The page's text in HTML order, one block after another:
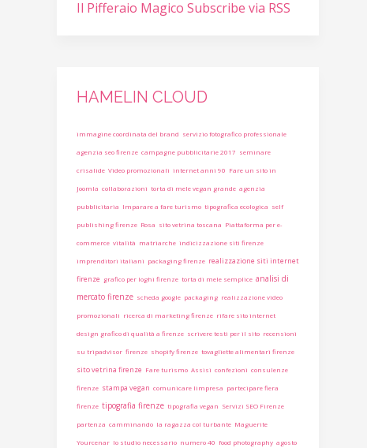
Il Pifferaio Magico Subscribe via RSS
HAMELIN CLOUD
immagine coordinata del brand servizio fotografico professionale
agenzia seo firenze campagne pubblicitarie 2017 seminare
crisalide Video promozionali internet anni 90 Fare un sito in
Joomla collaborazioni torta di mele vegan grande agenzia
pubblicitaria Imparare a fare turismo tipografica ecologica self
publishing firenze Rosa sito vetrina toscana Piattaforma per e-
commerce vitalità matriarche indicizzazione siti firenze
imprenditori italiani packaging firenze realizzazione siti internet
firenze grafico per loghi firenze torta di mele semplice analisi di
mercato firenze scheda google packaging realizzazione video
promozionali ricerca di marketing firenze rifare sito internet
design grafico di qualità a firenze scrivere testi per il sito recensioni
su tripadvisor firenze shopify firenze tovagliette alimentari firenze
sito vetrina firenze Fare turismo Assisi confezioni consulenze
firenze stampa vegan comunicare limpresa partecipare fiera
firenze tipografia firenze tipografia vegan Servizi SEO Firenze
partenza camminando la ragazza col turbante Maguerite
Yourcenar lo studio necessario numero 40 food photography agosto